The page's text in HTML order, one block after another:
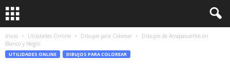
Inicio Utilidades Online Dibujos para Colorear
Dibujos de Atrapasueños en
Blanco y Negro
UTILIDADES ONLINE DIBUJOS PARA COLOREAR